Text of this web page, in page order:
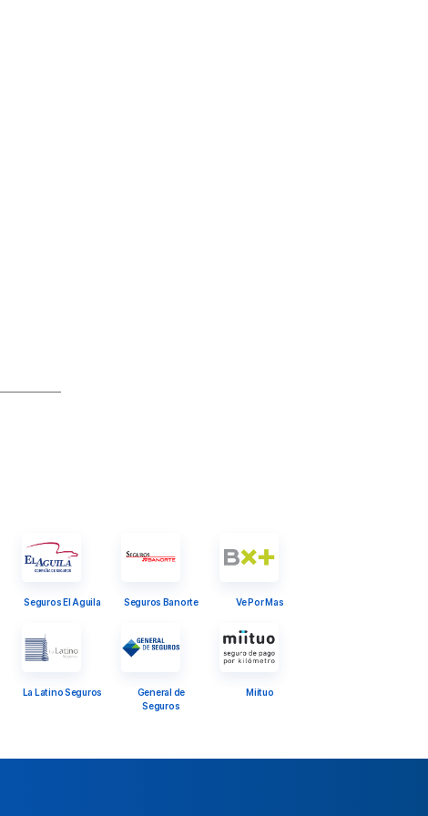
Seguros El Aguila Seguros Banorte Ve Por Mas
La Latino Seguros
General de
Seguros
Miituo